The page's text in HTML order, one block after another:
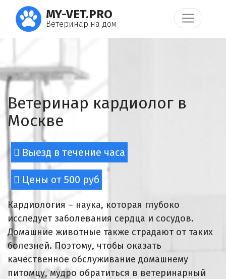
MY-VET.PRO
Ветеринар на дом
Ветеринар кардиолог в
Москве
Выезд в течение часа
Цены от 500 руб
Кардиология – наука, которая глубоко
исследует заболевания сердца и сосудов.
Домашние животные также страдают от таких
болезней. Поэтому, чтобы оказать
качественное обслуживание домашнему
питомцу, мудро обратиться в ветеринарный